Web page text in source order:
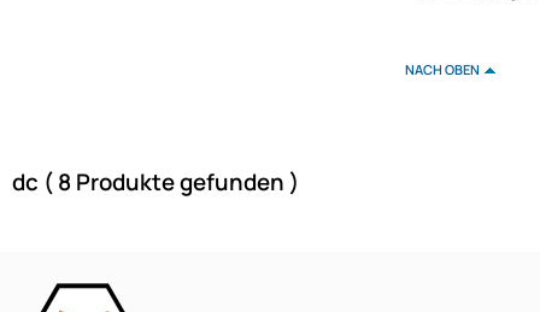
NACH OBEN
dc ( 8 Produkte gefunden )